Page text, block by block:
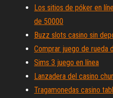
Los sitios de póker en
de 50000
Buzz slots casino sin
Comprar juego de rueda
Sims 3 juego en línea
Lanzadera del casino
Tragamonedas casino